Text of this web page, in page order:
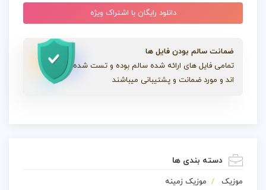
دانلود رایگان با اشتراک ویژه
ضمانت سالم بودن فایل ها
تمامی فایل های ارائه شده سالم بوده و تست شده
اند و مورد ضمانت و پشتیبانی میباشند
دسته بندی ها
موزیک موزیک زمینه